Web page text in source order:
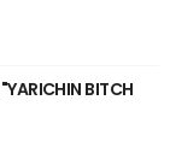
BITCH